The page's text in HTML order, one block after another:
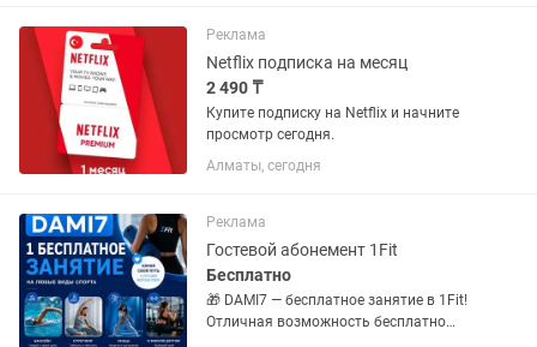
стоит - 575 000 тг в...
Реклама
Netflix подписка на месяц
2 490 ₸
Купите подписку на Netflix и начните
просмотр сегодня.
Алматы, сегодня
Реклама
Гостевой абонемент 1Fit
Бесплатно
🎁 DAMI7 — бесплатное занятие в 1Fit!
Отличная возможность бесплатно